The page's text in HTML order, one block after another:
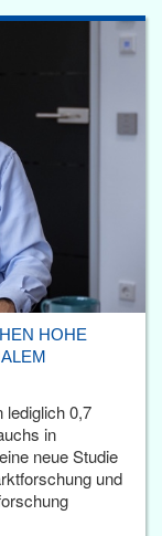
HOHE
lediglich 0,7
in
neue Studie
und